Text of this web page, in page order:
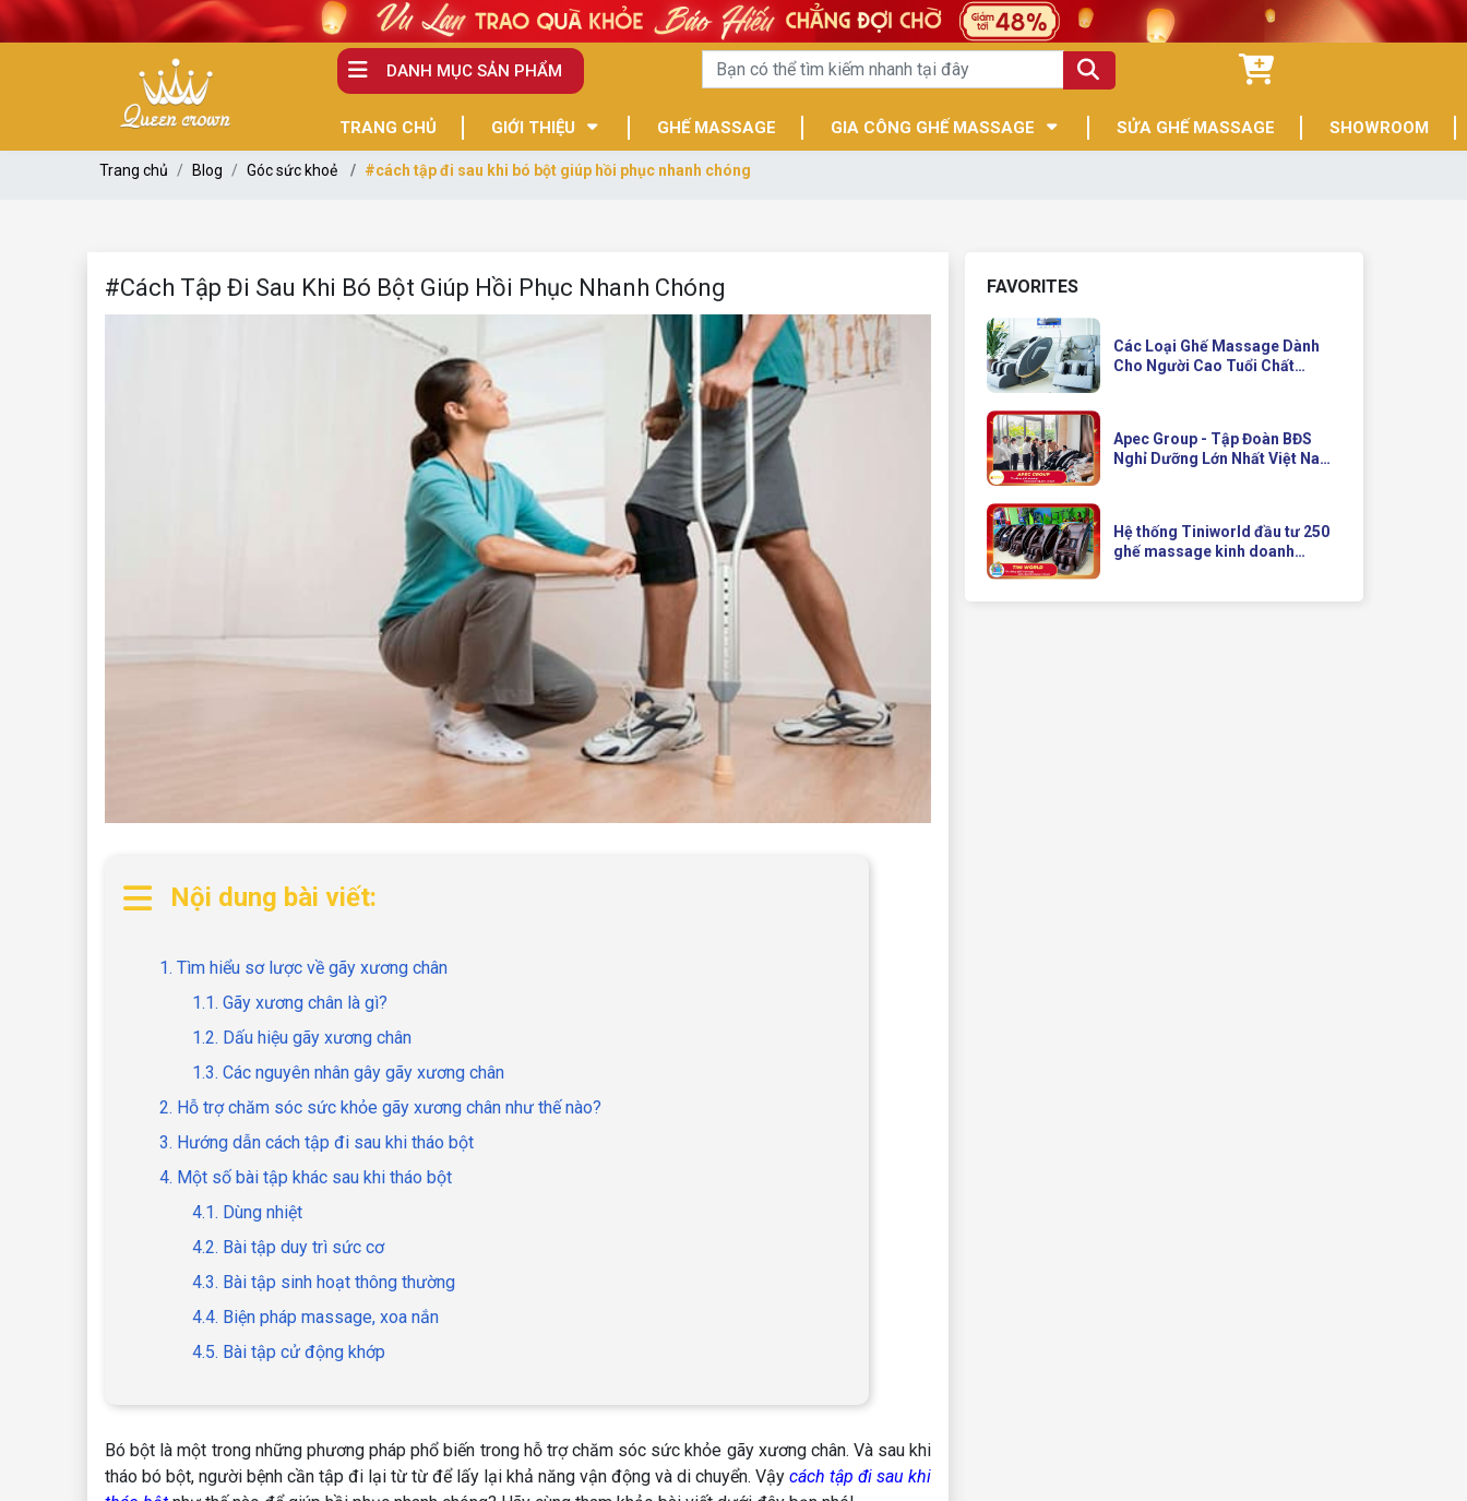
DANH MỤC SẢN PHẨM
TRANG CHỦ GIỚI THIỆU GHẾ MASSAGE GIA CÔNG GHẾ MASSAGE SỬA GHẾ MASSAGE SHOWROOM
Trang chủ Blog Góc sức khoẻ #cách tập đi sau khi bó bột giúp hồi phục nhanh chóng
#Cách Tập Đi Sau Khi Bó Bột Giúp Hồi Phục Nhanh Chóng
Nội dung bài viết:
1. Tìm hiểu sơ lược về gãy xương chân
1.1. Gãy xương chân là gì?
1.2. Dấu hiệu gãy xương chân
1.3. Các nguyên nhân gây gãy xương chân
2. Hỗ trợ chăm sóc sức khỏe gãy xương chân như thế nào?
3. Hướng dẫn cách tập đi sau khi tháo bột
4. Một số bài tập khác sau khi tháo bột
4.1. Dùng nhiệt
4.2. Bài tập duy trì sức cơ
4.3. Bài tập sinh hoạt thông thường
4.4. Biện pháp massage, xoa nắn
4.5. Bài tập cử động khớp
Bó bột là một trong những phương pháp phổ biến trong hỗ trợ chăm sóc sức khỏe gãy xương chân. Và sau khi
tháo bó bột, người bệnh cần tập đi lại từ từ để lấy lại khả năng vận động và di chuyển. Vậycách tập đi sau khi
FAVORITES
Các Loại Ghế Massage Dành
Cho Người Cao Tuổi Chất
Apec Group - Tập Đoàn BĐS
Nghỉ Dưỡng Lớn Nhất Việt Nam
Hệ thống Tiniworld đầu tư 250
ghế massage kinh doanh